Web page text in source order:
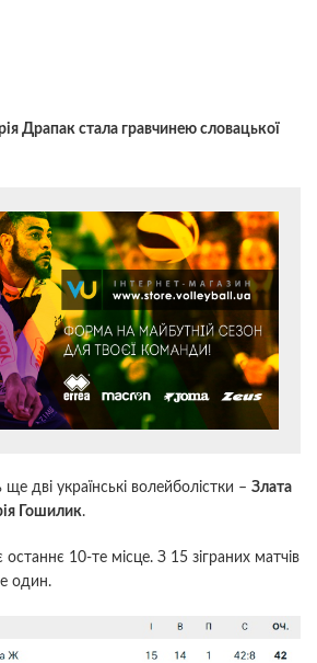
Драпак стала гравчинею словацької
дві українські волейболістки – Злата
Гошилик.
останнє 10-те місце. З 15 зіграних матчів
один.